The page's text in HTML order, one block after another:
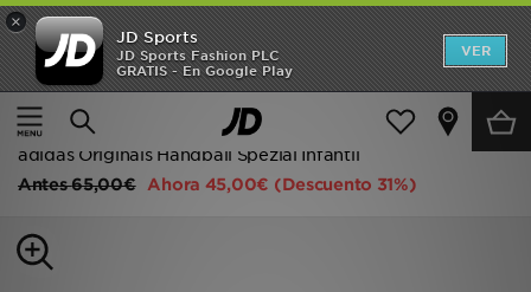
×
JD Sports
JD Sports Fashion PLC
GRATIS - En Google Play
VER
Página principal
Niños
Calzado infantil (tallas 28-35)
adidas Originals Handball Spezial Infantil
Antes65,00€ Ahora 45,00€ (Descuento 31%)
Hombre
Mujer
Niños
Estilo